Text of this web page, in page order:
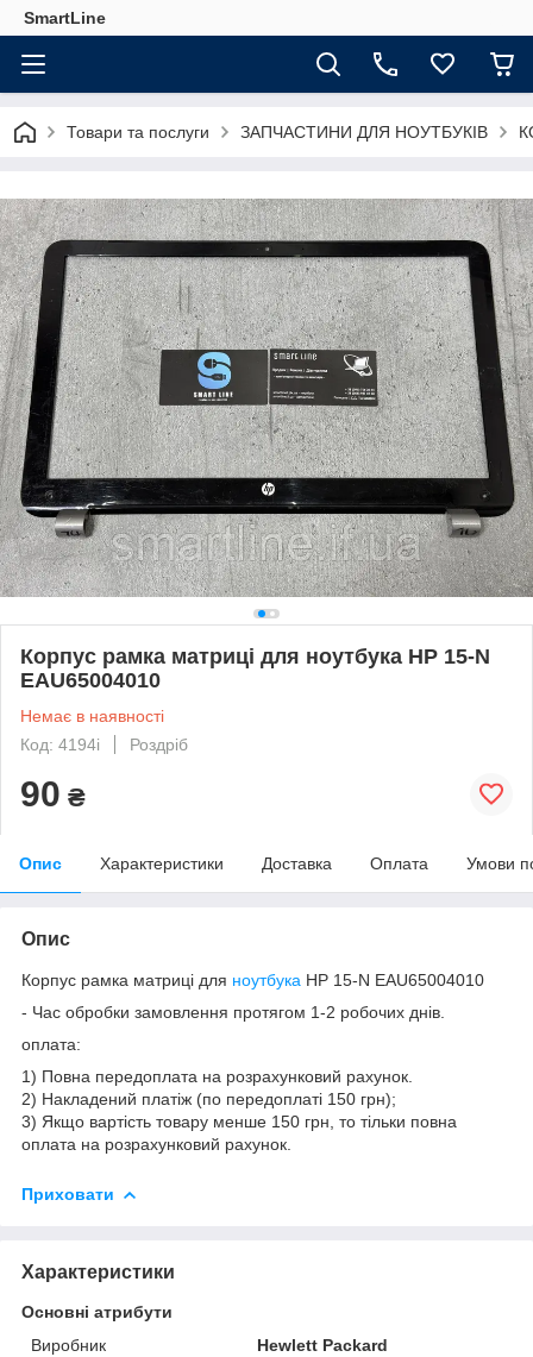
SmartLine
Товари та послуги ЗАПЧАСТИНИ ДЛЯ НОУТБУКІВ
Корпус рамка матриці для ноутбука HP 15-N
EAU65004010
Немає в наявності
Код: 4194i
Роздріб
90 ₴
Опис Характеристики Доставка Оплата Умови
Опис
Корпус рамка матриці для ноутбука HP 15-N EAU65004010
- Час обробки замовлення протягом 1-2 робочих днів.
оплата:
1) Повна передоплата на розрахунковий рахунок.
2) Накладений платіж (по передоплаті 150 грн);
3) Якщо вартість товару менше 150 грн, то тільки повна
оплата на розрахунковий рахунок.
Приховати
Характеристики
Основні атрибути
Виробник
Hewlett Packard